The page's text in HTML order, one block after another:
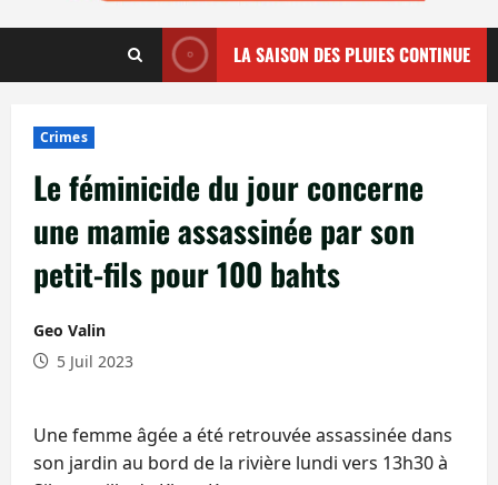
LA SAISON DES PLUIES CONTINUE
Crimes
Le féminicide du jour concerne
une mamie assassinée par son
petit-fils pour 100 bahts
Geo Valin
5 Juil 2023
Une femme âgée a été retrouvée assassinée dans
son jardin au bord de la rivière lundi vers 13h30 à